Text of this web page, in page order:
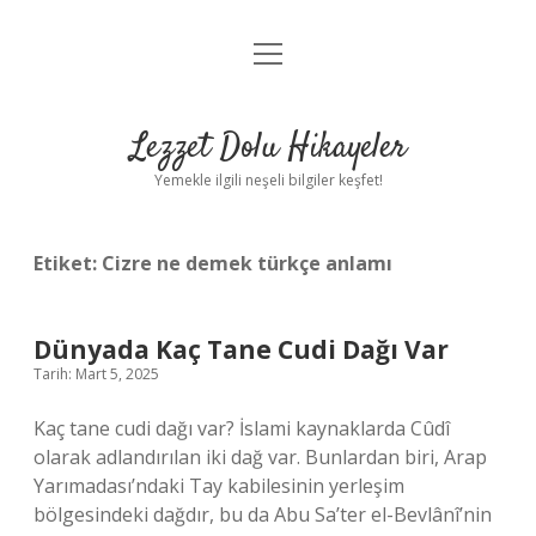
Anasayfa
Yasal Uyarı
menüyü
Lezzet Dolu Hikayeler
Yemekle ilgili neşeli bilgiler keşfet!
Etiket: Cizre ne demek türkçe anlamı
Dünyada Kaç Tane Cudi Dağı Var
Tarih: Mart 5, 2025
Kaç tane cudi dağı var? İslami kaynaklarda Cûdî
olarak adlandırılan iki dağ var. Bunlardan biri, Arap
Yarımadası’ndaki Tay kabilesinin yerleşim
bölgesindeki dağdır, bu da Abu Sa’ter el-Bevlânî’nin